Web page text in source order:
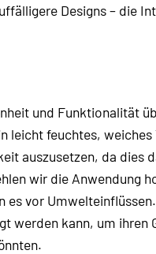
Designs – die
und Funktionalität
leicht feuchtes,
auszusetzen, da dies
wir die Anwendung
vor
werden kann, um ihren